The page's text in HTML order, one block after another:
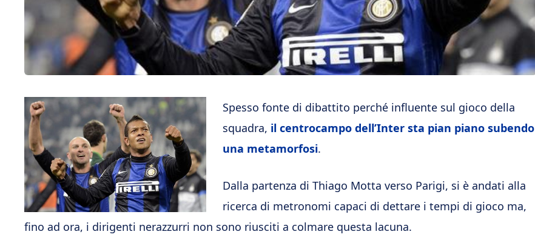
Spesso fonte di dibattito perché influente sul gioco della
squadra, il centrocampo dell’Inter sta pian piano subendo
una metamorfosi.
Dalla partenza di Thiago Motta verso Parigi, si è andati alla
ricerca di metronomi capaci di dettare i tempi di gioco ma,
fino ad ora, i dirigenti nerazzurri non sono riusciti a colmare questa lacuna.